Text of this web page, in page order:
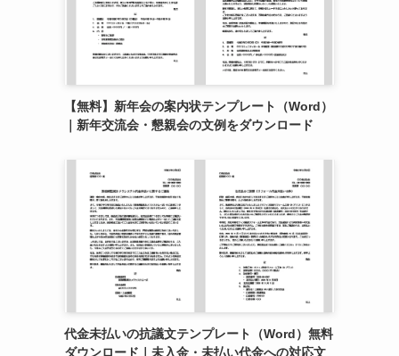
【無料】新年会の案内状テンプレート（Word）
｜新年交流会・懇親会の文例をダウンロード
代金未払いの抗議文テンプレート（Word）無料
ダウンロード｜未入金・未払い代金への対応文